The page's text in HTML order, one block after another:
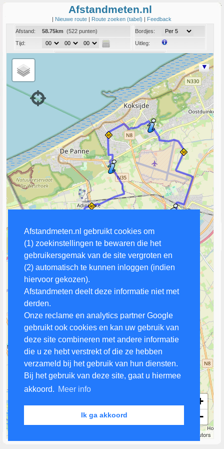
Afstandmeten.nl gebruikt cookies om
(1) zoekinstellingen te bewaren die het
gebruikersgemak van de site vergroten en
(2) automatisch te kunnen inloggen (indien
hiervoor gekozen).
Afstandmeten deelt deze informatie niet met
derden.
Onze reclame en analytics partner Google
gebruikt ook cookies en kan uw gebruik van
deze site combineren met andere informatie
die u ze hebt verstrekt of die ze hebben
verzameld bij het gebruik van hun diensten.
Bij het gebruik van deze site, gaat u hiermee
akkoord. Meer info
Ik ga akkoord
Afstandmeten.nl
| Nieuwe route | Route zoeken (tabel) | Feedback
Afstand:
58.75km (522 punten)
Tijd:
Bordjes:
Uitleg:
+
−
contributors